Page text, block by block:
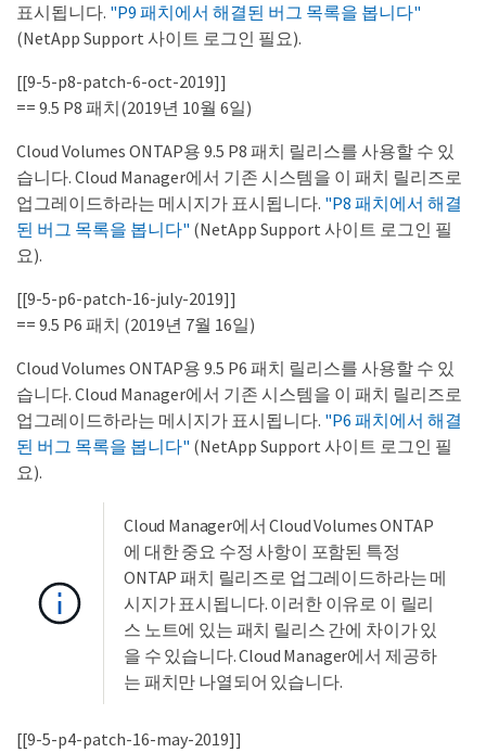
표시됩니다. "P9 패치에서 해결된 버그 목록을 봅니다"
(NetApp Support 사이트 로그인 필요).
[[9-5-p8-patch-6-oct-2019]]
== 9.5 P8 패치(2019년 10월 6일)
Cloud Volumes ONTAP용 9.5 P8 패치 릴리스를 사용할 수 있
습니다. Cloud Manager에서 기존 시스템을 이 패치 릴리즈로
업그레이드하라는 메시지가 표시됩니다. "P8 패치에서 해결
된 버그 목록을 봅니다" (NetApp Support 사이트 로그인 필
요).
[[9-5-p6-patch-16-july-2019]]
== 9.5 P6 패치 (2019년 7월 16일)
Cloud Volumes ONTAP용 9.5 P6 패치 릴리스를 사용할 수 있
습니다. Cloud Manager에서 기존 시스템을 이 패치 릴리즈로
업그레이드하라는 메시지가 표시됩니다. "P6 패치에서 해결
된 버그 목록을 봅니다" (NetApp Support 사이트 로그인 필
요).
Cloud Manager에서 Cloud Volumes ONTAP
에 대한 중요 수정 사항이 포함된 특정
ONTAP 패치 릴리즈로 업그레이드하라는 메
시지가 표시됩니다. 이러한 이유로 이 릴리
스 노트에 있는 패치 릴리스 간에 차이가 있
을 수 있습니다. Cloud Manager에서 제공하
는 패치만 나열되어 있습니다.
[[9-5-p4-patch-16-may-2019]]